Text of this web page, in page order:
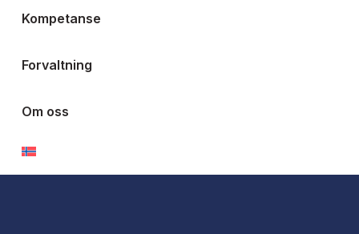
Kompetanse
Forvaltning
Om oss